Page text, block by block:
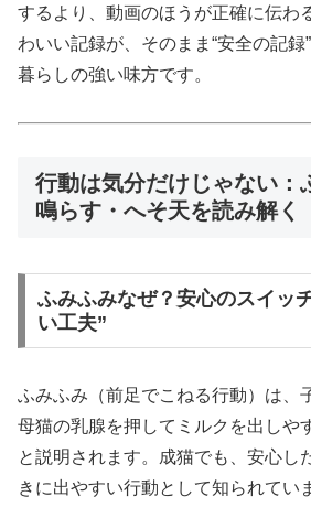
するより、動画のほうが正確に伝わ
わいい記録が、そのまま“安全の記
暮らしの強い味方です。
行動は気分だけじゃない：
鳴らす・へそ天を読み解く
ふみふみなぜ？安心のスイッ
い工夫”
ふみふみ（前足でこねる行動）は、
母猫の乳腺を押してミルクを出しや
と説明されます。成猫でも、安心し
きに出やすい行動として知られてい